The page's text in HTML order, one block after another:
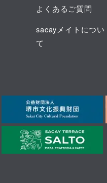
よくあるご質問
sacayメイトについ
て